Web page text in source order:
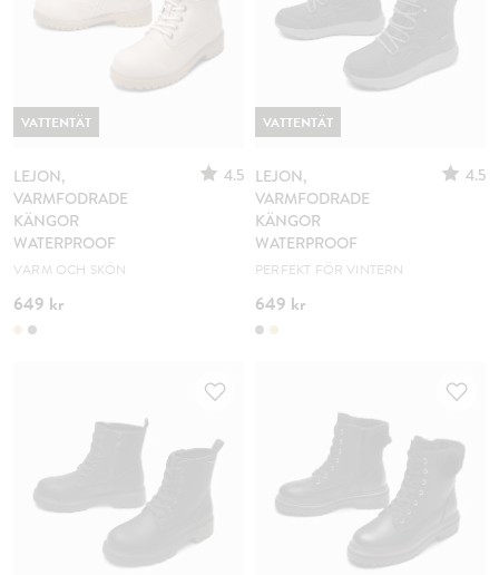
LEJON,
VARMFODRADE
KÄNGOR
WATERPROOF
4.5
VARM OCH SKÖN
649 kr
VATTENTÄT
LEJON,
VARMFODRADE
KÄNGOR
WATERPROOF
4.5
PERFEKT FÖR VINTERN
649 kr
VATTENTÄT